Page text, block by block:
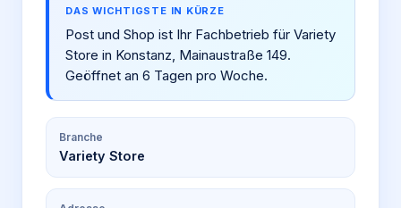
DAS WICHTIGSTE IN KÜRZE
Post und Shop ist Ihr Fachbetrieb für Variety
Store in Konstanz, Mainaustraße 149.
Geöffnet an 6 Tagen pro Woche.
Branche
Variety Store